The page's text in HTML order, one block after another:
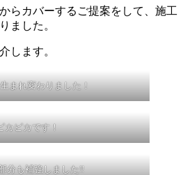
らカバーするご提案をして、施工
ました。
します。
まれ変わりました！
カピカです！
分も補強しました‼